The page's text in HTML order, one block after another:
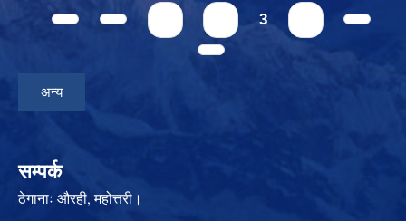
Pages 3
अन्य
सम्पर्क
ठेगानाः औरही, महोत्तरी।